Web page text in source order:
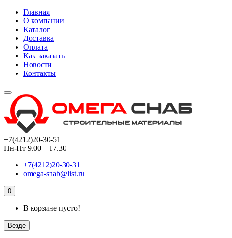
Главная
О компании
Каталог
Доставка
Оплата
Как заказать
Новости
Контакты
+7(4212)20-30-51
Пн-Пт 9.00 – 17.30
+7(4212)20-30-31
omega-snab@list.ru
0
В корзине пусто!
Везде